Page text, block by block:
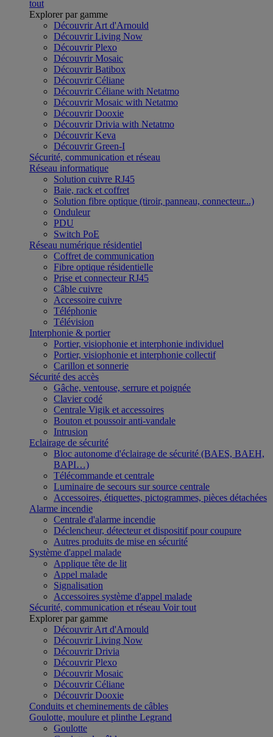
tout
Explorer par gamme
Découvrir Art d'Arnould
Découvrir Living Now
Découvrir Plexo
Découvrir Mosaic
Découvrir Batibox
Découvrir Céliane
Découvrir Céliane with Netatmo
Découvrir Mosaic with Netatmo
Découvrir Dooxie
Découvrir Drivia with Netatmo
Découvrir Keva
Découvrir Green-I
Sécurité, communication et réseau
Réseau informatique
Solution cuivre RJ45
Baie, rack et coffret
Solution fibre optique (tiroir, panneau, connecteur...)
Onduleur
PDU
Switch PoE
Réseau numérique résidentiel
Coffret de communication
Fibre optique résidentielle
Prise et connecteur RJ45
Câble cuivre
Accessoire cuivre
Téléphonie
Télévision
Interphonie & portier
Portier, visiophonie et interphonie individuel
Portier, visiophonie et interphonie collectif
Carillon et sonnerie
Sécurité des accès
Gâche, ventouse, serrure et poignée
Clavier codé
Centrale Vigik et accessoires
Bouton et poussoir anti-vandale
Intrusion
Eclairage de sécurité
Bloc autonome d'éclairage de sécurité (BAES, BAEH,
BAPI…)
Télécommande et centrale
Luminaire de secours sur source centrale
Accessoires, étiquettes, pictogrammes, pièces détachées
Alarme incendie
Centrale d'alarme incendie
Déclencheur, détecteur et dispositif pour coupure
Autres produits de mise en sécurité
Système d'appel malade
Applique tête de lit
Appel malade
Signalisation
Accessoires système d'appel malade
Sécurité, communication et réseau Voir tout
Explorer par gamme
Découvrir Art d'Arnould
Découvrir Living Now
Découvrir Drivia
Découvrir Plexo
Découvrir Mosaic
Découvrir Céliane
Découvrir Dooxie
Conduits et cheminements de câbles
Goulotte, moulure et plinthe Legrand
Goulotte